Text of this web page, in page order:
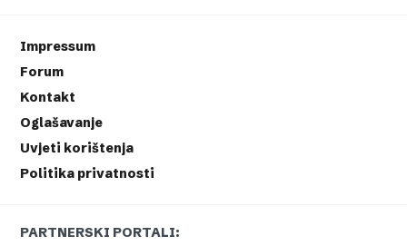
Impressum
Forum
Kontakt
Oglašavanje
Uvjeti korištenja
Politika privatnosti
PARTNERSKI PORTALI: